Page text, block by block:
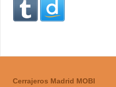
Cerrajeros Madrid MOBI